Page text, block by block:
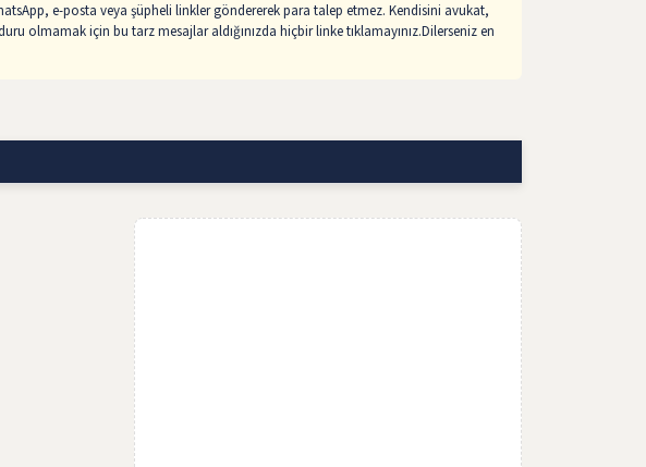
e-posta veya şüpheli linkler göndererek para talep etmez. Kendisini avukat,
olmamak için bu tarz mesajlar aldığınızda hiçbir linke tıklamayınız.Dilerseniz en